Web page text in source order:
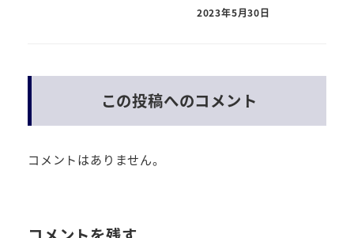
2023年5月30日
この投稿へのコメント
コメントはありません。